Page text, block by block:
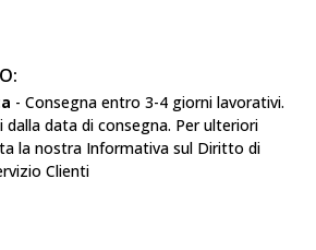
- Consegna entro 3-4 giorni lavorativi.
data di consegna. Per ulteriori
la nostra Informativa sul Diritto di
Clienti